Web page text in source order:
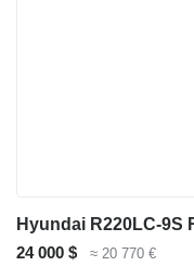
Hyundai R220LC-9S
24 000 $
≈ 20 770 €